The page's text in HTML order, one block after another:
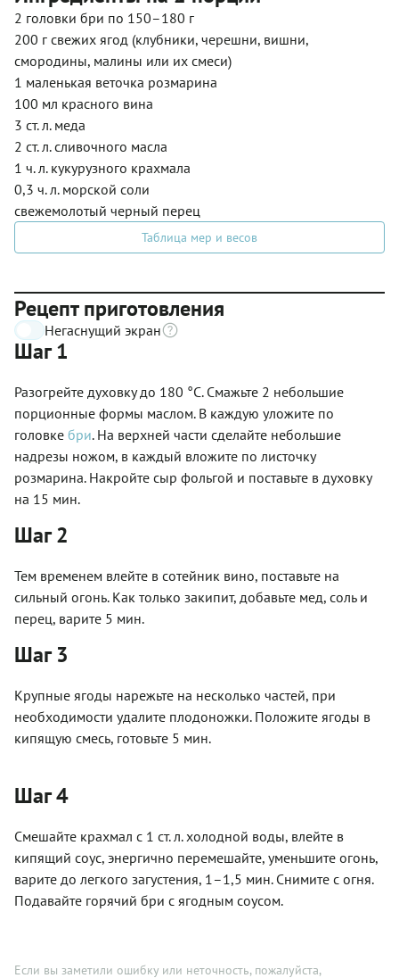
2 головки бри по 150–180 г
200 г свежих ягод (клубники, черешни, вишни,
смородины, малины или их смеси)
1 маленькая веточка розмарина
100 мл красного вина
3 ст. л. меда
2 ст. л. сливочного масла
1 ч. л. кукурузного крахмала
0,3 ч. л. морской соли
свежемолотый черный перец
Таблица мер и весов
Рецепт приготовления
Негаснущий экран
Шаг 1
Разогрейте духовку до 180 °С. Смажьте 2 небольшие
порционные формы маслом. В каждую уложите по
головке бри. На верхней части сделайте небольшие
надрезы ножом, в каждый вложите по листочку
розмарина. Накройте сыр фольгой и поставьте в духовку
на 15 мин.
Шаг 2
Тем временем влейте в сотейник вино, поставьте на
сильный огонь. Как только закипит, добавьте мед, соль и
перец, варите 5 мин.
Шаг 3
Крупные ягоды нарежьте на несколько частей, при
необходимости удалите плодоножки. Положите ягоды в
кипящую смесь, готовьте 5 мин.
Шаг 4
Смешайте крахмал с 1 ст. л. холодной воды, влейте в
кипящий соус, энергично перемешайте, уменьшите огонь,
варите до легкого загустения, 1–1,5 мин. Снимите с огня.
Подавайте горячий бри с ягодным соусом.
Если вы заметили ошибку или неточность, пожалуйста,